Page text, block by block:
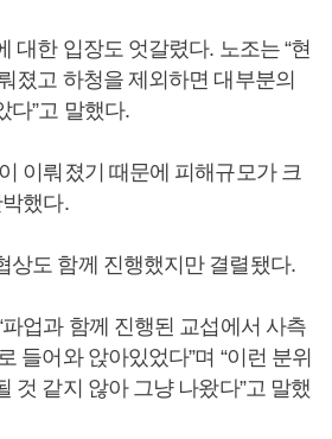
대한 입장도 엇갈렸다. 노조는 “현
졌고 하청을 제외하면 대부분의
다”고 말했다.
이뤄졌기 때문에 피해규모가 크
했다.
상도 함께 진행했지만 결렬됐다.
업과 함께 진행된 교섭에서 사측
들어와 앉아있었다”며 “이런 분위
것 같지 않아 그냥 나왔다”고 말했